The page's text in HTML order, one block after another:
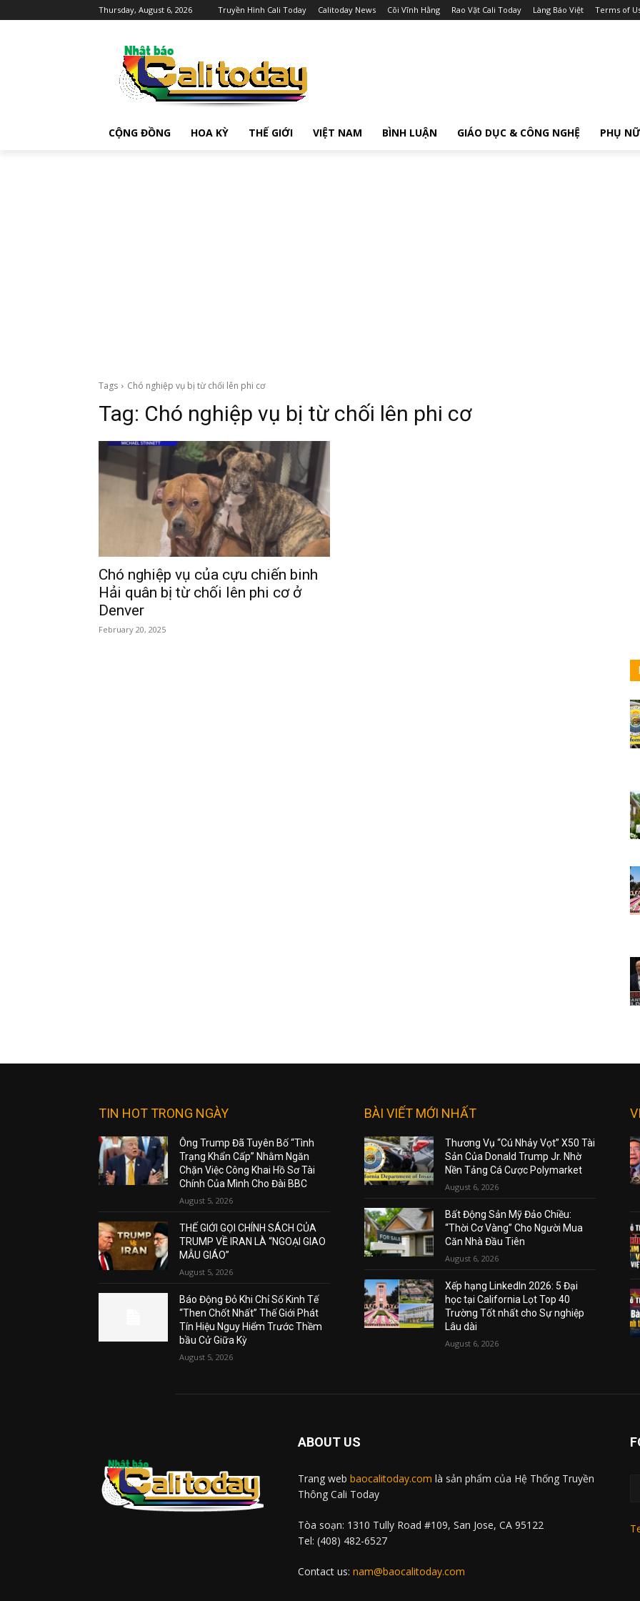
Thursday, August 6, 2026 Truyền Hình Cali Today Calitoday News Cõi Vĩnh Hằng Rao Vặt Cali Today Làng Báo Việt Terms of
CỘNG ĐỒNG HOA KỲ THẾ GIỚI VIỆT NAM BÌNH LUẬN GIÁO DỤC & CÔNG NGHỆ PHỤ NỮ
Tags Chó nghiệp vụ bị từ chối lên phi cơ
Tag: Chó nghiệp vụ bị từ chối lên phi cơ
Chó nghiệp vụ của cựu chiến binh
Hải quân bị từ chối lên phi cơ ở
Denver
February 20, 2025
TIN HOT TRONG NGÀY
Ông Trump Đã Tuyên Bố “Tình
Trạng Khẩn Cấp” Nhằm Ngăn
Chặn Việc Công Khai Hồ Sơ Tài
Chính Của Mình Cho Đài BBC
August 5, 2026
THẾ GIỚI GỌI CHÍNH SÁCH CỦA
TRUMP VỀ IRAN LÀ “NGOẠI GIAO
MẪU GIÁO”
August 5, 2026
Báo Động Đỏ Khi Chỉ Số Kinh Tế
“Then Chốt Nhất” Thế Giới Phát
Tín Hiệu Nguy Hiểm Trước Thềm
bầu Cử Giữa Kỳ
August 5, 2026
BÀI VIẾT MỚI NHẤT
Thương Vụ “Cú Nhảy Vọt” X50 Tài
Sản Của Donald Trump Jr. Nhờ
Nền Tảng Cá Cược Polymarket
August 6, 2026
Bất Động Sản Mỹ Đảo Chiều:
“Thời Cơ Vàng” Cho Người Mua
Căn Nhà Đầu Tiên
August 6, 2026
Xếp hạng LinkedIn 2026: 5 Đại
học tại California Lọt Top 40
Trường Tốt nhất cho Sự nghiệp
Lâu dài
August 6, 2026
ABOUT US
Trang web baocalitoday.com là sản phẩm của Hệ Thống Truyền
Thông Cali Today
Tòa soạn: 1310 Tully Road #109, San Jose, CA 95122
Tel: (408) 482-6527
Contact us: nam@baocalitoday.com